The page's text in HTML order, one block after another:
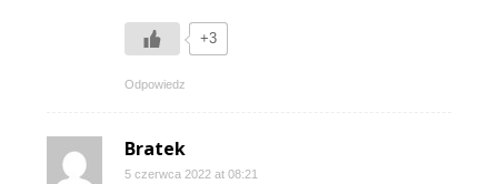
+3
Odpowiedz
Bratek
5 czerwca 2022 at 08:21